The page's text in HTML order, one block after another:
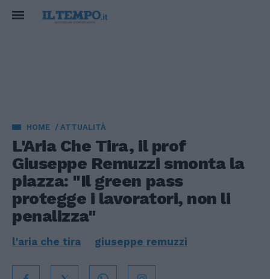
HOME ATTUALITÀ
L'Aria Che Tira, il prof
Giuseppe Remuzzi smonta la
piazza: "Il green pass
protegge i lavoratori, non li
penalizza"
l'aria che tira giuseppe remuzzi